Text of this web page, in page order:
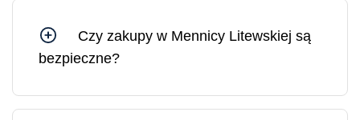
Czy zakupy w Mennicy Litewskiej są
bezpieczne?
Mennicy Litewskiej, ponieważ jesteśmy spółką